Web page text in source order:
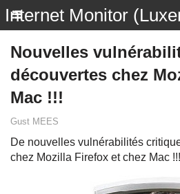
Internet Monitor
Nouvelles
découvertes chez
Mac !!!
Gust MEES
De nouvelles vulnérabilités
chez Mozilla Firefox et chez Mac !!!